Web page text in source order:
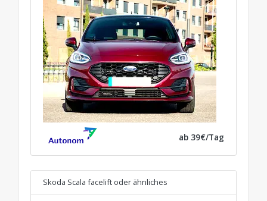
ab 39€/Tag
Skoda Scala facelift oder ähnliches